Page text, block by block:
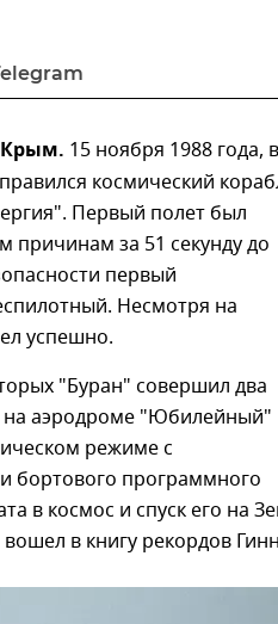
15 ноября 1988 года, в
космический
Первый полет был
причинам за 51 секунду до
первый
Несмотря на
успешно.
"Буран" совершил два
на аэродроме "Юбилейный"
режиме с
бортового программного
в космос и спуск его на
в книгу рекордов